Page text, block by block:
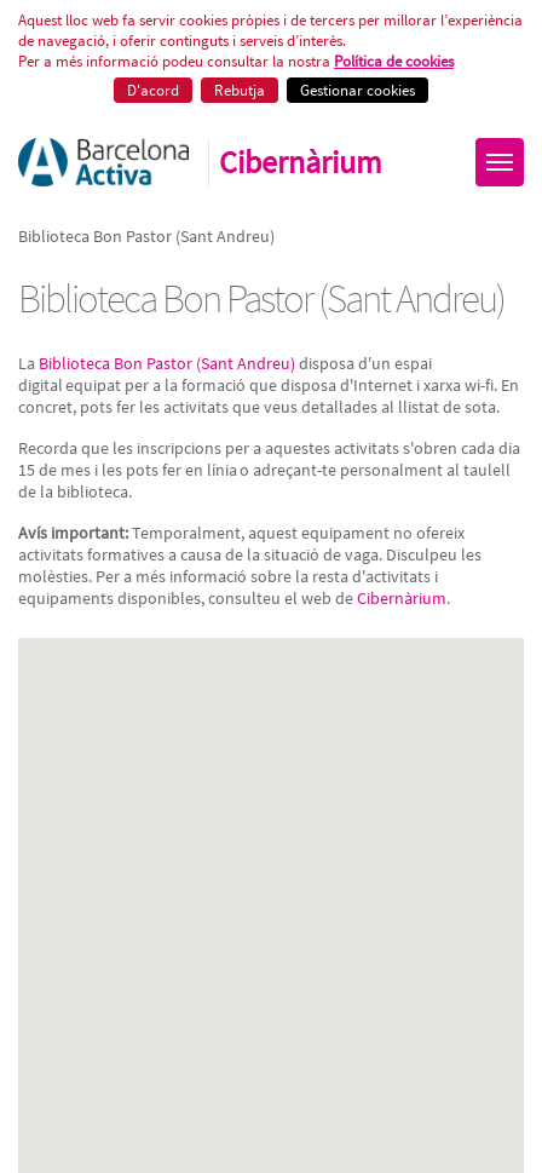
Biblioteca Bon Pastor (Sant
Aquest lloc web fa servir cookies pròpies i de tercers per millorar l’experiència
de navegació, i oferir continguts i serveis d’interès.
Per a més informació podeu consultar la nostra Política de cookies
D'acord
Rebutja Gestionar cookies
Cibernàrium
Biblioteca Bon Pastor (Sant Andreu)
Biblioteca Bon Pastor (Sant Andreu)
La Biblioteca Bon Pastor (Sant Andreu) disposa d'un espai
digital equipat per a la formació que disposa d'Internet i xarxa wi-fi. En
concret, pots fer les activitats que veus detallades al llistat de sota.
Recorda que les inscripcions per a aquestes activitats s'obren cada dia
15 de mes i les pots fer en línia o adreçant-te personalment al taulell
de la biblioteca.
Avís important:Temporalment, aquest equipament no ofereix
activitats formatives a causa de la situació de vaga. Disculpeu les
molèsties. Per a més informació sobre la resta d'activitats i
equipaments disponibles, consulteu el web deCibernàrium.